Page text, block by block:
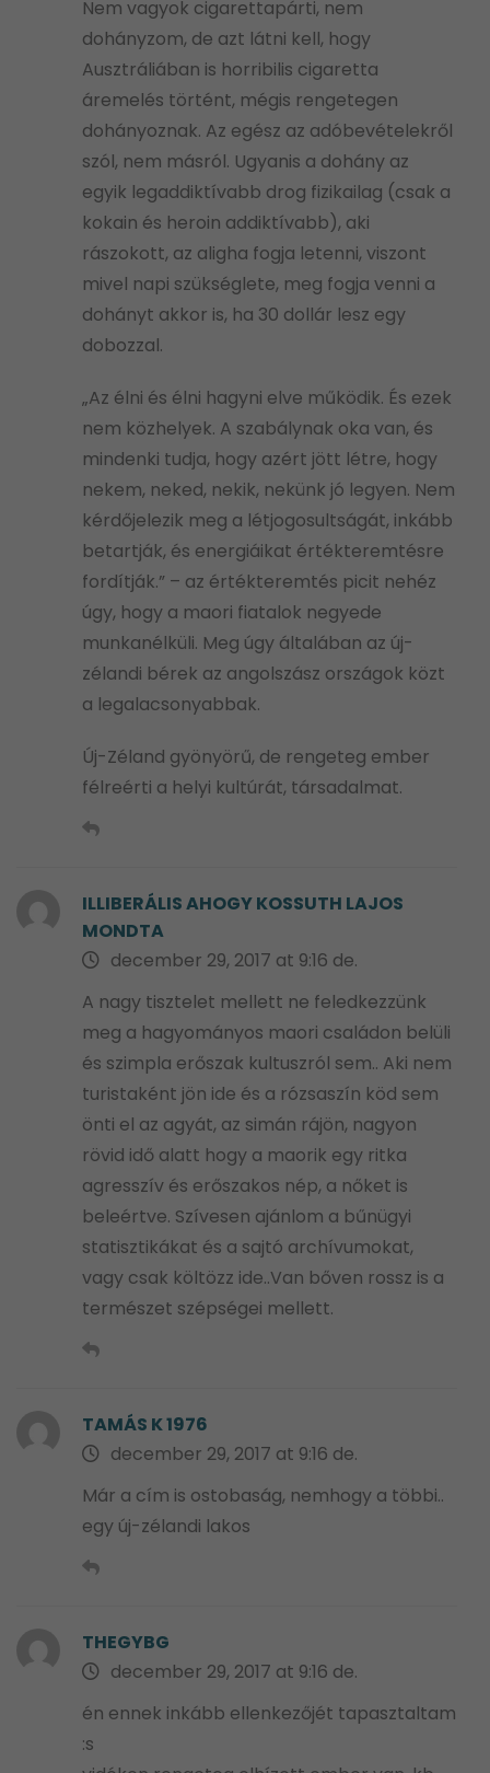
Nem vagyok cigarettapárti, nem
dohányzom, de azt látni kell, hogy
Ausztráliában is horribilis cigaretta
áremelés történt, mégis rengetegen
dohányoznak. Az egész az adóbevételekről
szól, nem másról. Ugyanis a dohány az
egyik legaddiktívabb drog fizikailag (csak a
kokain és heroin addiktívabb), aki
rászokott, az aligha fogja letenni, viszont
mivel napi szükséglete, meg fogja venni a
dohányt akkor is, ha 30 dollár lesz egy
dobozzal.
„Az élni és élni hagyni elve működik. És ezek
nem közhelyek. A szabálynak oka van, és
mindenki tudja, hogy azért jött létre, hogy
nekem, neked, nekik, nekünk jó legyen. Nem
kérdőjelezik meg a létjogosultságát, inkább
betartják, és energiáikat értékteremtésre
fordítják.” – az értékteremtés picit nehéz
úgy, hogy a maori fiatalok negyede
munkanélküli. Meg úgy általában az új-
zélandi bérek az angolszász országok közt
a legalacsonyabbak.
Új-Zéland gyönyörű, de rengeteg ember
félreérti a helyi kultúrát, társadalmat.
ILLIBERÁLIS AHOGY KOSSUTH LAJOS
MONDTA
december 29, 2017 at 9:16 de.
A nagy tisztelet mellett ne feledkezzünk
meg a hagyományos maori családon belüli
és szimpla erőszak kultuszról sem.. Aki nem
turistaként jön ide és a rózsaszín köd sem
önti el az agyát, az simán rájön, nagyon
rövid idő alatt hogy a maorik egy ritka
agresszív és erőszakos nép, a nőket is
beleértve. Szívesen ajánlom a bűnügyi
statisztikákat és a sajtó archívumokat,
vagy csak költözz ide..Van bőven rossz is a
természet szépségei mellett.
TAMÁS K 1976
december 29, 2017 at 9:16 de.
Már a cím is ostobaság, nemhogy a többi..
egy új-zélandi lakos
THEGYBG
december 29, 2017 at 9:16 de.
én ennek inkább ellenkezőjét tapasztaltam
:s